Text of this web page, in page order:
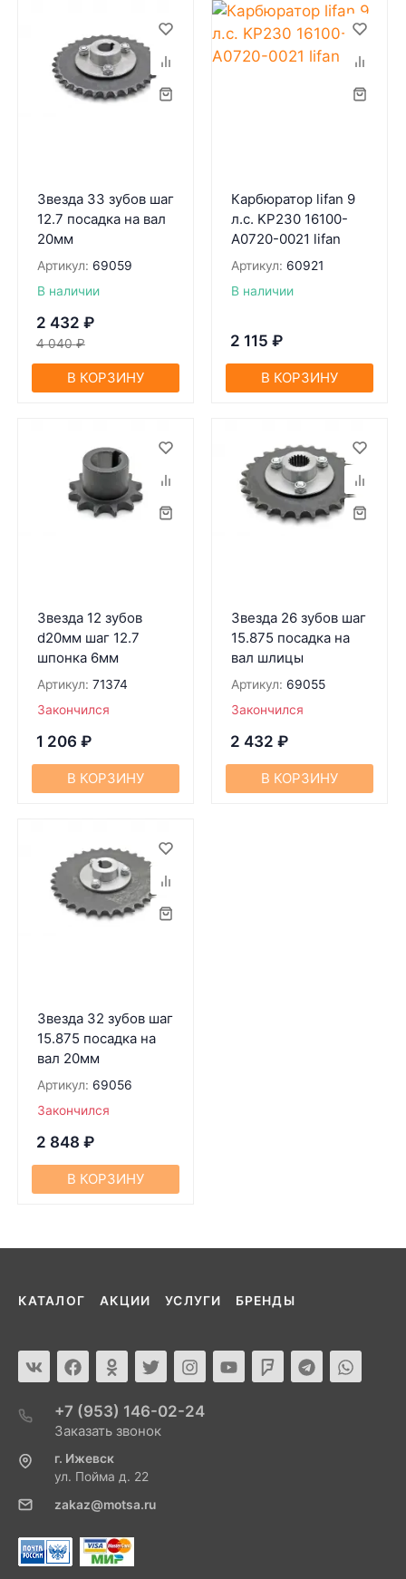
Звезда 33 зубов шаг
12.7 посадка на вал
20мм
Артикул: 69059
В наличии
2 432 ₽
4 040 ₽
В КОРЗИНУ
Карбюратор lifan 9
л.с. KP230 16100-
A0720-0021 lifan
Артикул: 60921
В наличии
2 115 ₽
В КОРЗИНУ
Звезда 12 зубов
d20мм шаг 12.7
шпонка 6мм
Артикул: 71374
Закончился
1 206 ₽
В КОРЗИНУ
Звезда 26 зубов шаг
15.875 посадка на
вал шлицы
Артикул: 69055
Закончился
2 432 ₽
В КОРЗИНУ
Звезда 32 зубов шаг
15.875 посадка на
вал 20мм
Артикул: 69056
Закончился
2 848 ₽
В КОРЗИНУ
КАТАЛОГ АКЦИИ УСЛУГИ БРЕНДЫ
+7 (953) 146-02-24
Заказать звонок
г. Ижевск
ул. Пойма д. 22
zakaz@motsa.ru